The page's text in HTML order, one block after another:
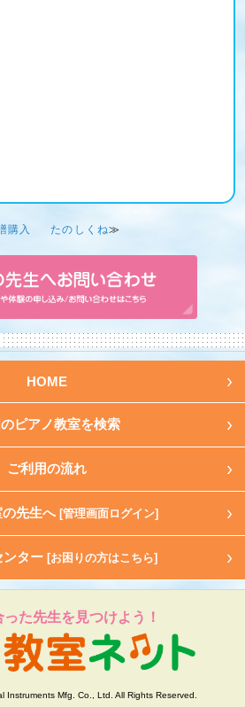
購入 たのしくね≫
HOME
ピアノ教室を検索
ご利用の流れ
の先生へ [管理画面ログイン]
ンター [お困りの方はこちら]
った先生を見つけよう！
Instruments Mfg. Co., Ltd. All Rights Reserved.